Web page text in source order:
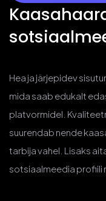
Hea ja järjepidev
mida saab edukalt
platvormidel.
suurendab nende
tarbija vahel. Lisaks
sotsiaalmeedia profiili